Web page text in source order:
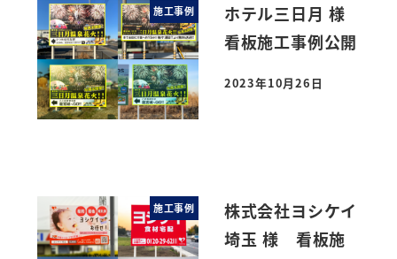
施工事例
ホテル三日月 様
看板施工事例公開
投稿日
2023年10月26日
施工事例
株式会社ヨシケイ
埼玉 様 看板施